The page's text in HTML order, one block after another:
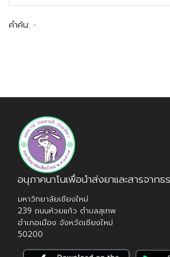
คำค้น: -
อนุภาคนาโนเพื่อนำส่งยาและสารจากธ
มหาวิทยาลัยเชียงใหม่
239 ถนนห้วยแก้ว ตำบลสุเทพ
อำเภอเมือง จังหวัดเชียงใหม่
50200